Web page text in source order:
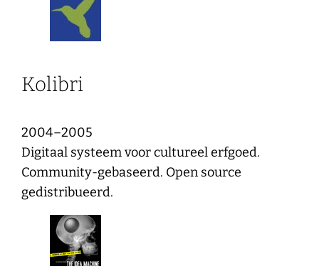
Kolibri
2004–2005
Digitaal systeem voor cultureel erfgoed.
Community-gebaseerd. Open source
gedistribueerd.